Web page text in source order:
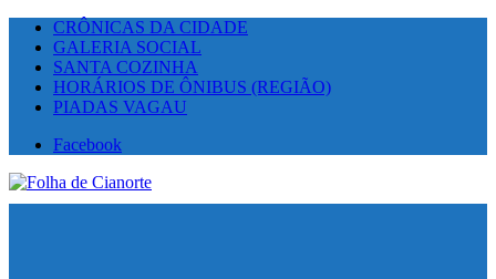
CRÔNICAS DA CIDADE
GALERIA SOCIAL
SANTA COZINHA
HORÁRIOS DE ÔNIBUS (REGIÃO)
PIADAS VAGAU
Facebook